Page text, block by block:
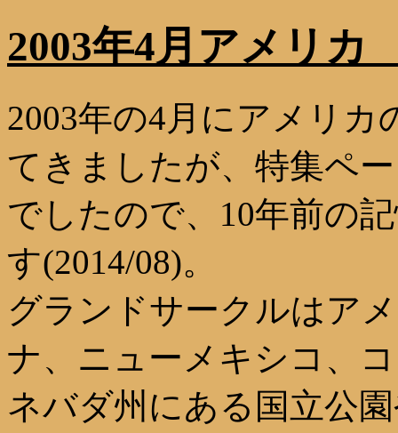
2003年4月アメリ
2003年の4月にアメリ
てきましたが、特集ペ
でしたので、10年前の
す(2014/08)。
グランドサークルはア
ナ、ニューメキシコ、
ネバダ州にある国立公